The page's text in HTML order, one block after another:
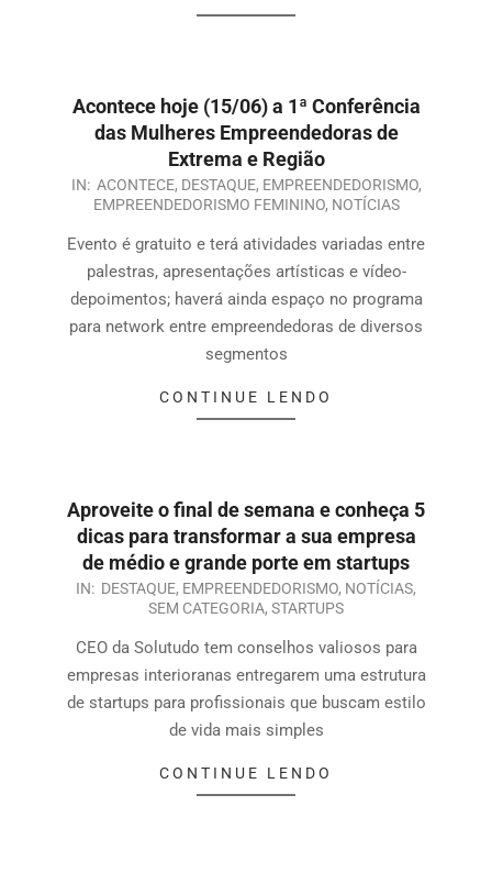
Acontece hoje (15/06) a 1ª Conferência
das Mulheres Empreendedoras de
Extrema e Região
IN: ACONTECE, DESTAQUE, EMPREENDEDORISMO,
EMPREENDEDORISMO FEMININO, NOTÍCIAS
Evento é gratuito e terá atividades variadas entre
palestras, apresentações artísticas e vídeo-
depoimentos; haverá ainda espaço no programa
para network entre empreendedoras de diversos
segmentos
CONTINUE LENDO
Aproveite o final de semana e conheça 5
dicas para transformar a sua empresa
de médio e grande porte em startups
IN: DESTAQUE, EMPREENDEDORISMO, NOTÍCIAS,
SEM CATEGORIA, STARTUPS
CEO da Solutudo tem conselhos valiosos para
empresas interioranas entregarem uma estrutura
de startups para profissionais que buscam estilo
de vida mais simples
CONTINUE LENDO